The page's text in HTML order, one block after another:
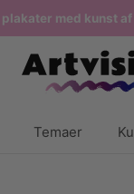
med kunst
Temaer